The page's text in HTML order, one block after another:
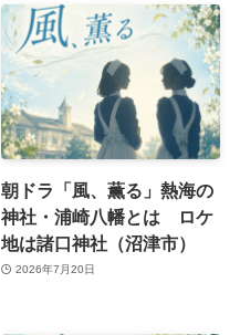
朝ドラ「風、薫る」熱海の
神社・浦崎八幡とは ロケ
地は諸口神社（沼津市）
2026年7月20日